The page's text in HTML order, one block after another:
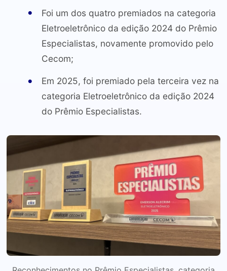
Foi um dos quatro premiados na categoria
Eletroeletrônico da edição 2024 do Prêmio
Especialistas, novamente promovido pelo
Cecom;
Em 2025, foi premiado pela terceira vez na
categoria Eletroeletrônico da edição 2024
do Prêmio Especialistas.